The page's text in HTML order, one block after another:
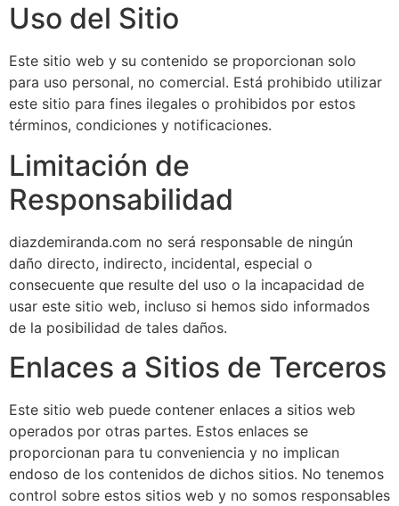
Uso del Sitio
Este sitio web y su contenido se proporcionan solo
para uso personal, no comercial. Está prohibido utilizar
este sitio para fines ilegales o prohibidos por estos
términos, condiciones y notificaciones.
Limitación de
Responsabilidad
diazdemiranda.com no será responsable de ningún
daño directo, indirecto, incidental, especial o
consecuente que resulte del uso o la incapacidad de
usar este sitio web, incluso si hemos sido informados
de la posibilidad de tales daños.
Enlaces a Sitios de Terceros
Este sitio web puede contener enlaces a sitios web
operados por otras partes. Estos enlaces se
proporcionan para tu conveniencia y no implican
endoso de los contenidos de dichos sitios. No tenemos
control sobre estos sitios web y no somos responsables